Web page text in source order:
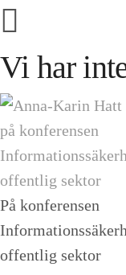
Vi har
På konferensen
offentlig sektor